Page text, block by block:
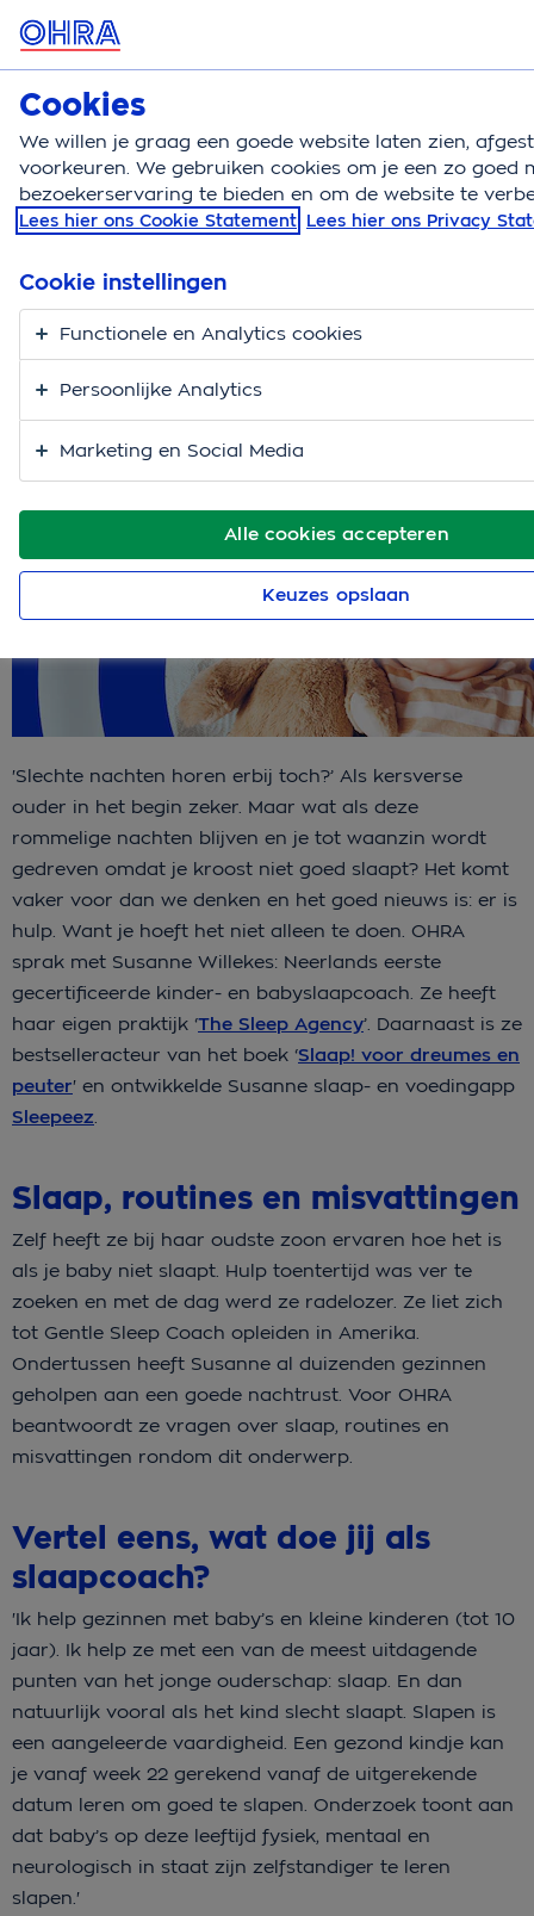
MENU
Zorgverzekering
Zorgverzekering Blog Interview susanne
Slaapexpert Susanne
Willekes vertelt: zo
zorg je voor een
goede nachtrust voor
je kind (en jezelf!)
'Slechte nachten horen erbij toch?’ Als kersverse
ouder in het begin zeker. Maar wat als deze
rommelige nachten blijven en je tot waanzin wordt
gedreven omdat je kroost niet goed slaapt? Het komt
vaker voor dan we denken en het goed nieuws is: er is
hulp. Want je hoeft het niet alleen te doen. OHRA
sprak met Susanne Willekes: Neerlands eerste
gecertificeerde kinder- en babyslaapcoach. Ze heeft
haar eigen praktijk ‘The Sleep Agency’. Daarnaast is ze
bestselleracteur van het boek ‘Slaap! voor dreumes en
peuter' en ontwikkelde Susanne slaap- en voedingapp
Sleepeez.
Slaap, routines en misvattingen
Zelf heeft ze bij haar oudste zoon ervaren hoe het is
als je baby niet slaapt. Hulp toentertijd was ver te
zoeken en met de dag werd ze radelozer. Ze liet zich
tot Gentle Sleep Coach opleiden in Amerika.
Ondertussen heeft Susanne al duizenden gezinnen
geholpen aan een goede nachtrust. Voor OHRA
beantwoordt ze vragen over slaap, routines en
misvattingen rondom dit onderwerp.
Vertel eens, wat doe jij als
slaapcoach?
'Ik help gezinnen met baby’s en kleine kinderen (tot 10
jaar). Ik help ze met een van de meest uitdagende
punten van het jonge ouderschap: slaap. En dan
natuurlijk vooral als het kind slecht slaapt. Slapen is
een aangeleerde vaardigheid. Een gezond kindje kan
je vanaf week 22 gerekend vanaf de uitgerekende
datum leren om goed te slapen. Onderzoek toont aan
dat baby’s op deze leeftijd fysiek, mentaal en
neurologisch in staat zijn zelfstandiger te leren
slapen.'
Cookies
We willen je graag een goede website laten zien,
voorkeuren. We gebruiken cookies om je een zo goed
bezoekerservaring te bieden en om de website te
Lees hier ons Cookie Statement Lees hier ons Privacy
Alle cookies accepteren
Cookie instellingen
Functionele en Analytics cookies
Persoonlijke Analytics
Marketing en Social Media
Keuzes opslaan